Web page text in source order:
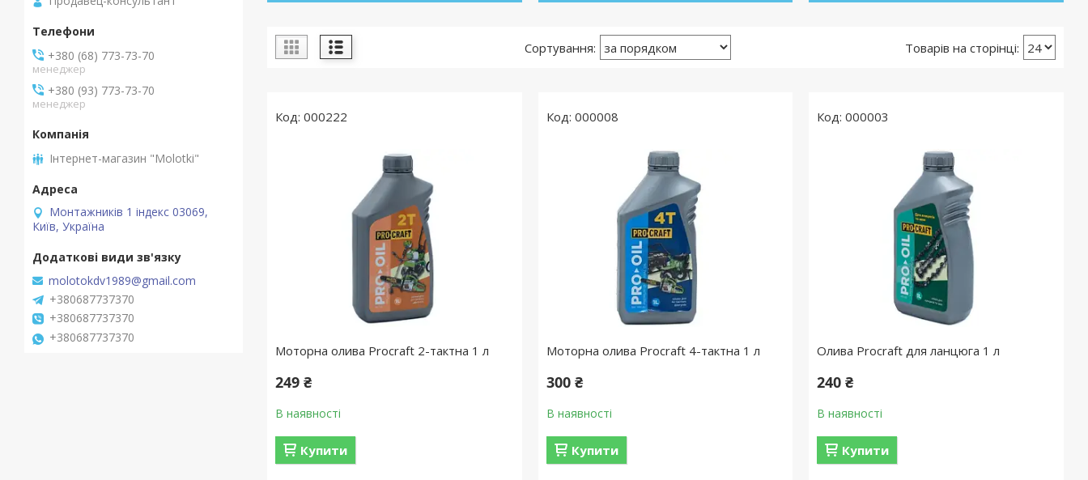
000222
Моторна олива Procraft 2-тактна 1 л
249 ₴
В наявності
Купити
000008
Моторна олива Procraft 4-тактна 1 л
300 ₴
В наявності
Купити
000003
Олива Procraft для ланцюга 1 л
240 ₴
В наявності
Купити
+380 (68) 773-73-70
менеджер
+380 (93) 773-73-70
менеджер
Інтернет-магазин "Molotki"
Монтажників 1 індекс 03069,
Київ, Україна
molotokdv1989@gmail.com
+380687737370
+380687737370
+380687737370